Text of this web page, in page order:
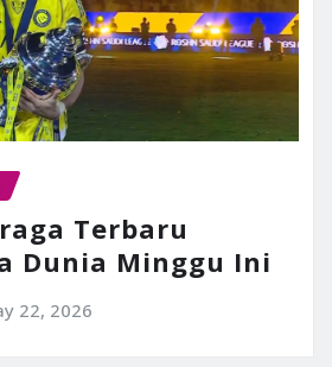
Terbaru
Dunia Minggu Ini
22, 2026